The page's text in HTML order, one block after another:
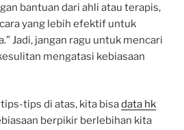
bantuan dari ahli atau terapis,
yang lebih efektif untuk
Jadi, jangan ragu untuk mencari
mengatasi kebiasaan
tips di atas, kita bisadata hk
berpikir berlebihan kita